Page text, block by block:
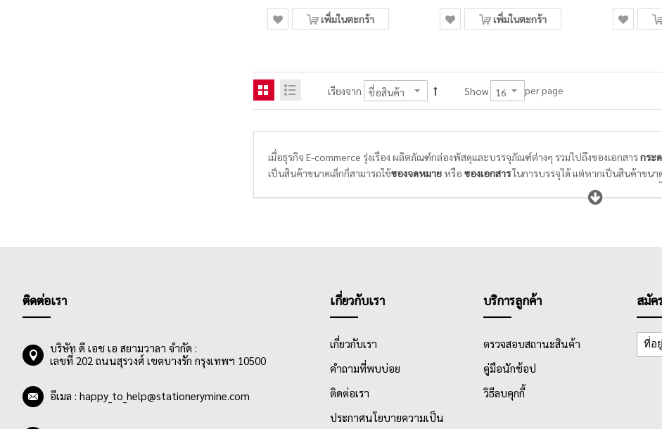
เพิ่มในตะกร้า เพิ่มในตะกร้า
เรียงจาก Show per page
เมื่อธุรกิจ E-commerce รุ่งเรือง ผลิตภัณฑ์กล่องพัสดุและบรรจุภัณฑ์ต่างๆ รวมไปถึงซองเอกสารกระ
เป็นสินค้าขนาดเล็กก็สามารถใช้ซองจดหมายหรือ ซองเอกสารในการบรรจุได้ แต่หากเป็นสินค้าขนา
กระแทกได้ดี ในการแพ็คสินค้าส่งไปให้กับลูกค้าปลายทาง เพราะคุณภาพของหีบห่อก็บ่งบอกความตั้ง
ที่สวยงามมีเอกลักษณ์ ก็จะทำให้ผู้รับได้รับควา
ติดต่อเรา
บริษัท ดี เอช เอ สยามวาลา จำกัด :
เลขที่ 202 ถนนสุรวงศ์ เขตบางรัก กรุงเทพฯ 10500
อีเมล : happy_to_help@stationerymine.com
เกี่ยวกับเรา
เกี่ยวกับเรา
คำถามที่พบบ่อย
ติดต่อเรา
ประกาศนโยบายความเป็น
บริการลูกค้า
ตรวจสอบสถานะสินค้า
คู่มือนักช้อป
วิธีลบคุกกี้
สมัค